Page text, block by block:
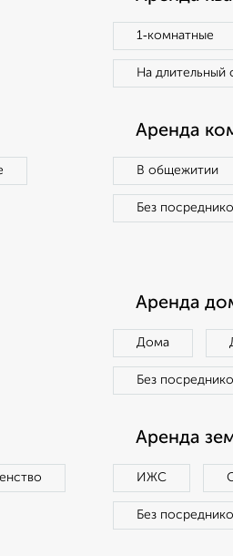
1‑комнатные
На длительный
Аренда
В общежитии
Без
Аренда
Дома
Без
Аренда
ИЖС
Без